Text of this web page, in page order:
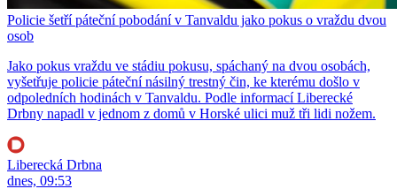
Policie šetří páteční pobodání v Tanvaldu jako pokus o vraždu dvou
osob
Jako pokus vraždu ve stádiu pokusu, spáchaný na dvou osobách,
vyšetřuje policie páteční násilný trestný čin, ke kterému došlo v
odpoledních hodinách v Tanvaldu. Podle informací Liberecké
Drbny napadl v jednom z domů v Horské ulici muž tři lidi nožem.
Liberecká Drbna
dnes, 09:53